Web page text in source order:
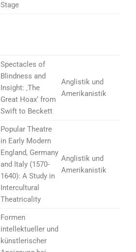
Stage
Spectacles of
Blindness and
Insight: ‚The
Great Hoax‘ from
Swift to Beckett
Anglistik und
Amerikanistik
Popular Theatre
in Early Modern
England, Germany
and Italy (1570-
1640): A Study in
Intercultural
Theatricality
Anglistik und
Amerikanistik
Formen
intellektueller und
künstlerischer